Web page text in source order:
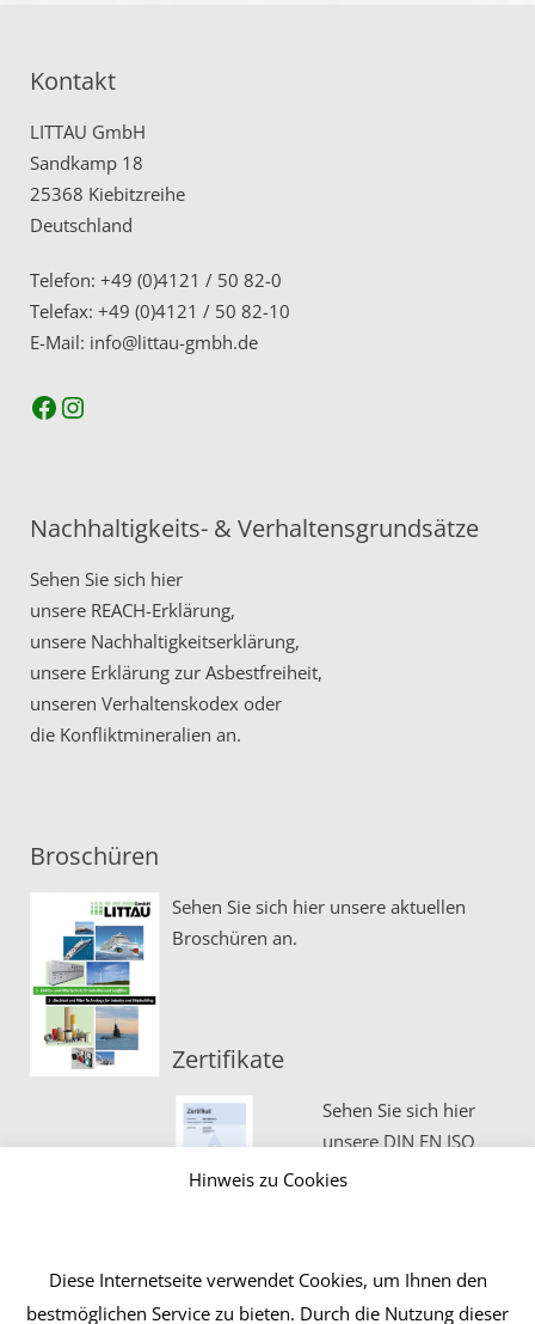
Kontakt
LITTAU GmbH
Sandkamp 18
25368 Kiebitzreihe
Deutschland
Telefon: +49 (0)4121 / 50 82-0
Telefax: +49 (0)4121 / 50 82-10
E-Mail: info@littau-gmbh.de
Facebook
Instagram
Nachhaltigkeits- & Verhaltensgrundsätze
Sehen Sie sich hier
unsere REACH-Erklärung,
unsere Nachhaltigkeitserklärung,
unsere Erklärung zur Asbestfreiheit,
unseren Verhaltenskodex oder
die Konfliktmineralien an.
Broschüren
Sehen Sie sich hier unsere aktuellen
Broschüren an.
Zertifikate
Sehen Sie sich hier
unsere DIN EN ISO
Zertifikate an.
Hinweis zu Cookies
Diese Internetseite verwendet Cookies, um Ihnen den
bestmöglichen Service zu bieten. Durch die Nutzung dieser